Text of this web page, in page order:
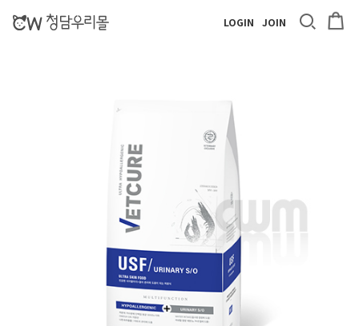
LOGIN JOIN